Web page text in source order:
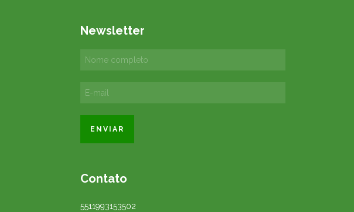
Newsletter
Contato
5511993153502